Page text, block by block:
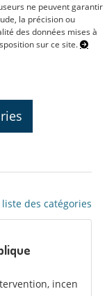
ne peuvent garantir
la précision ou
des données mises à
sur ce site.
des catégories
incen